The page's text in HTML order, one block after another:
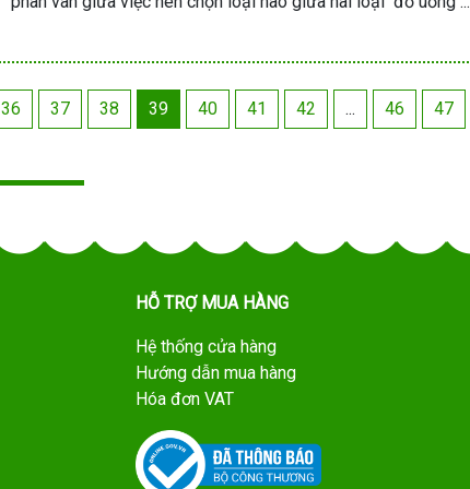
36 37 38 39 40 41 42 ... 46 47
HỖ TRỢ MUA HÀNG
Hệ thống cửa hàng
Hướng dẫn mua hàng
Hóa đơn VAT